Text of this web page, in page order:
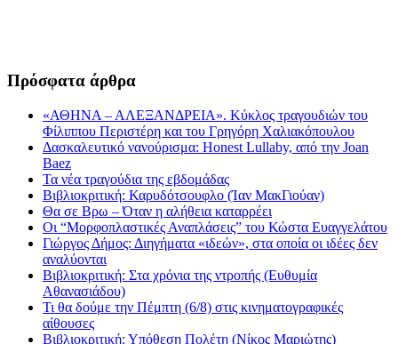
Πρόσφατα άρθρα
«ΑΘΗΝΑ – ΑΛΕΞΑΝΔΡΕΙΑ». Κύκλος τραγουδιών του
Φίλιππου Περιστέρη και του Γρηγόρη Χαλιακόπουλου
Δασκαλευτικό νανούρισμα: Honest Lullaby, από την Joan
Baez
Τα νέα τραγούδια της εβδομάδας
Βιβλιοκριτική: Καρυδότσουφλο (Ίαν ΜακΓιούαν)
Θα σε Βρω – Όταν η αλήθεια καταρρέει
Οι “Μορφοπλαστικές Αναπλάσεις” του Κώστα Ευαγγελάτου
Γιώργος Δήμος: Διηγήματα «ιδεών», στα οποία οι ιδέες δεν
αναλύονται
Βιβλιοκριτική: Στα χρόνια της ντροπής (Ευθυμία
Αθανασιάδου)
Τι θα δούμε την Πέμπτη (6/8) στις κινηματογραφικές
αίθουσες
Βιβλιοκριτική: Υπόθεση Πολέτη (Νίκος Μαριώτης)